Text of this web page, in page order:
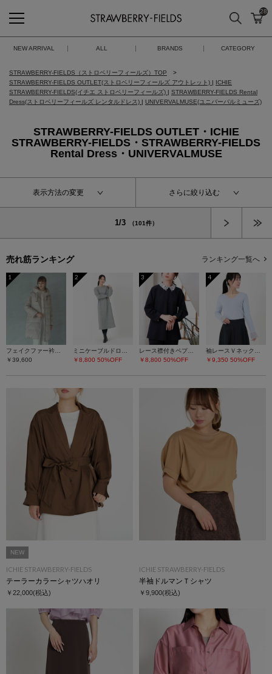
STRAWBERRY-FIELDS
検索 カ
28
NEW ARRIVAL ALL BRANDS CATEGORY
STRAWBERRY-FIELDS（ストロベリーフィールズ）TOP
STRAWBERRY-FIELDS OUTLET(ストロベリーフィールズ アウトレット) | ICHIE
STRAWBERRY-FIELDS(イチエ ストロベリーフィールズ) | STRAWBERRY-FIELDS Rental
Dress(ストロベリーフィールズ レンタルドレス) | UNIVERVALMUSE(ユニバーバルミューズ)
STRAWBERRY-FIELDS OUTLET・ICHIE
STRAWBERRY-FIELDS・STRAWBERRY-FIELDS
Rental Dress・UNIVERVALMUSE
表示方法の変更 さらに絞り込む
1/3 （101件）
売れ筋ランキング ランキング一覧へ
1
フェイクファー衿ダウンコート
￥39,600
2
ミニケーブルドロストワンピース
￥8,800 50%OFF
3
レース襟付きペプラムプルオーバー
￥8,800 50%OFF
4
袖レースＶネックニット
￥9,350 50%OFF
NEW
ICHIE STRAWBERRY-FIELDS
テーラーカラーシャツハオリ
￥22,000(税込)
ICHIE STRAWBERRY-FIELDS
半袖ドルマンＴシャツ
￥9,900(税込)